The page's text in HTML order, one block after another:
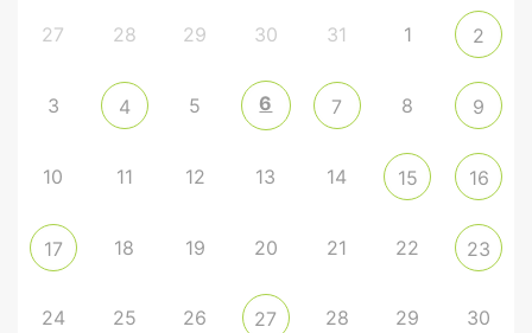
27 28 29 30 31 1 2
3 4 5 6 7 8 9
10 11 12 13 14 15 16
17 18 19 20 21 22 23
24 25 26 27 28 29 30